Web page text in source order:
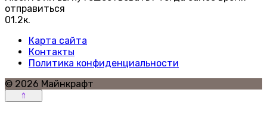
отправиться
01.2к.
Карта сайта
Контакты
Политика конфиденциальности
© 2026 Майнкрафт